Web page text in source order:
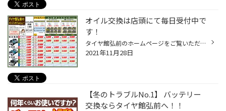
オイル交換は店頭にて毎日受付中で
す！
タイヤ館弘前のホームページをご覧いただき誠にありがとうございます！ 冬タイヤへの交換の時期がピークを迎えております。 作業の事前予約は12月12日まで埋まっており、タイヤの履き替え(脱着)やオイル交換をご希望のお客様にはご不便をおかけしており大変申し訳ございません。 事前予約は埋まって...
2021年11月28日
【冬のトラブルNo.1】 バッテリー
交換ならタイヤ館弘前へ！！